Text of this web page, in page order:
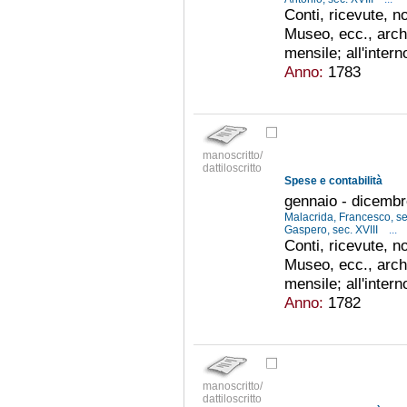
Conti, ricevute,
Museo, ecc.,
mensile;
Anno: 1783
manoscritto/
dattiloscritto
Spese e contabilità
gennaio -
Malacrida, Francesco,
Gaspero, sec. XVIII
Conti, ricevute,
Museo, ecc.,
mensile;
Anno: 1782
manoscritto/
dattiloscritto